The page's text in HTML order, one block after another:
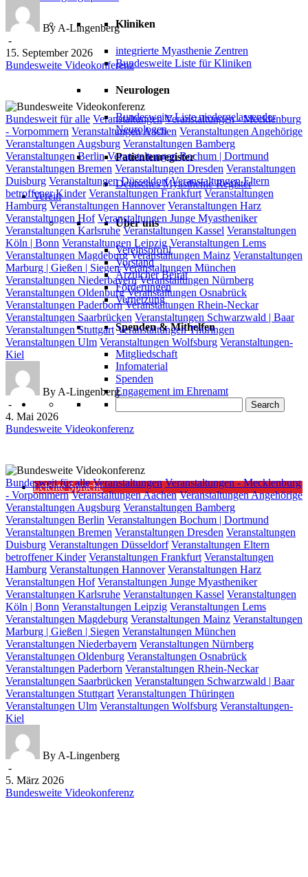
Kliniken
integrierte Myasthenie Zentren
Bundesweite Liste für Kliniken
Neurologen
Bundesweite Liste niedergelassender
Neurologen
Patientenregister
Deutsches Myasthenie Register
Verein
Über uns
Vereinsprofil
Vorstand
Ärztlicher Beirat
Förderungen
Vernetzung
Spenden & Mithelfen
Mitgliedschaft
Infomaterial
Spenden
Engagement im Ehrenamt
Search
Leichte Sprache
By A-Lingenberg
-
15. September 2026
Bundesweite Videokonferenz
Bundesweite
Videokonferenz
Bundesweit für alle Veranstaltungen Veranstaltungen - Mecklenburg
- Vorpommern Veranstaltungen Aachen Veranstaltungen Angehörige
Veranstaltungen Augsburg Veranstaltungen Bamberg
Veranstaltungen Berlin Veranstaltungen Bochum | Dortmund
Veranstaltungen Bremen Veranstaltungen Dresden Veranstaltungen
Duisburg Veranstaltungen Düsseldorf Veranstaltungen Eltern
betroffener Kinder Veranstaltungen Frankfurt Veranstaltungen
Hamburg Veranstaltungen Hannover Veranstaltungen Harz
Veranstaltungen Hof Veranstaltungen Junge Myastheniker
Veranstaltungen Karlsruhe Veranstaltungen Kassel Veranstaltungen
Köln | Bonn Veranstaltungen Leipzig Veranstaltungen Lems
Veranstaltungen Magdeburg Veranstaltungen Mainz Veranstaltungen
Marburg | Gießen | Siegen Veranstaltungen München
Veranstaltungen Niederbayern Veranstaltungen Nürnberg
Veranstaltungen Oldenburg Veranstaltungen Osnabrück
Veranstaltungen Paderborn Veranstaltungen Rhein-Neckar
Veranstaltungen Saarbrücken Veranstaltungen Schwarzwald | Baar
Veranstaltungen Stuttgart Veranstaltungen Thüringen
Veranstaltungen Ulm Veranstaltungen Wolfsburg Veranstaltungen-
Kiel
By A-Lingenberg
-
4. Mai 2026
Bundesweite Videokonferenz
Bundesweite
Videokonferenz
Bundesweit für alle Veranstaltungen Veranstaltungen - Mecklenburg
- Vorpommern Veranstaltungen Aachen Veranstaltungen Angehörige
Veranstaltungen Augsburg Veranstaltungen Bamberg
Veranstaltungen Berlin Veranstaltungen Bochum | Dortmund
Veranstaltungen Bremen Veranstaltungen Dresden Veranstaltungen
Duisburg Veranstaltungen Düsseldorf Veranstaltungen Eltern
betroffener Kinder Veranstaltungen Frankfurt Veranstaltungen
Hamburg Veranstaltungen Hannover Veranstaltungen Harz
Veranstaltungen Hof Veranstaltungen Junge Myastheniker
Veranstaltungen Karlsruhe Veranstaltungen Kassel Veranstaltungen
Köln | Bonn Veranstaltungen Leipzig Veranstaltungen Lems
Veranstaltungen Magdeburg Veranstaltungen Mainz Veranstaltungen
Marburg | Gießen | Siegen Veranstaltungen München
Veranstaltungen Niederbayern Veranstaltungen Nürnberg
Veranstaltungen Oldenburg Veranstaltungen Osnabrück
Veranstaltungen Paderborn Veranstaltungen Rhein-Neckar
Veranstaltungen Saarbrücken Veranstaltungen Schwarzwald | Baar
Veranstaltungen Stuttgart Veranstaltungen Thüringen
Veranstaltungen Ulm Veranstaltungen Wolfsburg Veranstaltungen-
Kiel
By A-Lingenberg
-
5. März 2026
Bundesweite Videokonferenz